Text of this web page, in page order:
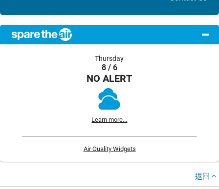
Thursday
8 / 6
NO ALERT
Learn more...
Air Quality Widgets
返回